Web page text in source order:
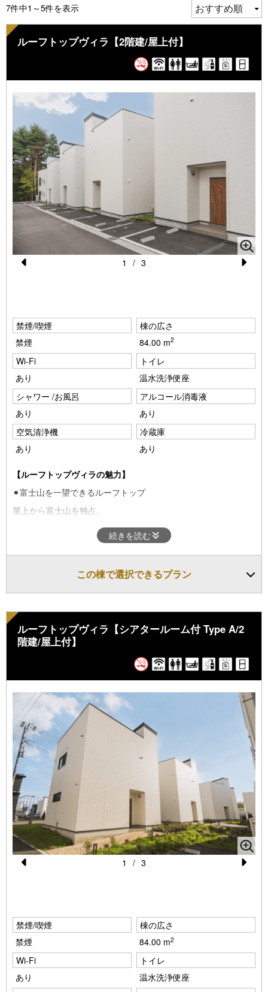
7件中1～5件を表示
ルーフトップヴィラ【2階建/屋上付】
vi
o
u
s
xt
1 / 3
禁煙/喫煙
禁煙
棟の広さ
84.00 m2
Wi-Fi
あり
トイレ
温水洗浄便座
シャワー /お風呂
あり
アルコール消毒液
あり
空気清浄機
あり
冷蔵庫
あり
【ルーフトップヴィラの魅力】
⚫︎富士山を一望できるルーフトップ
屋上から富士山を独占。
⚫︎1階と2階で分かれた設計
それぞれに寝室・キッチン・お風呂・トイレがあるため、ご友
人・カップル同士でも気を遣わずリラックス。
・ベッド：シングルベッド2台 ダブルベッド1台
■アメニティ・ドリンク■
タオル・バスタオル・バスローブ・シャンプー・リンス・ボディ
歯ブラシ・スリッパ・ドライヤー
水・ドリップコーヒー・ティーバッグ（お茶・紅茶）
★チェックイン・チェックアウト★
チェックイン時間 15:00～20:00
チェックアウト時間 10:00
レイトチェックアウト(11:00まで) ￥3,300/室の追加料金をい
ただきます。
フロント営業時間は8:00-21:00、最終チェックイン時間は20:00
です。
到着が20:00以降の場合は、当日20:00までに必ずご連絡をお願
いいたします。
ご連絡がない場合はレイトチェックインの対応はいたしかねます
※ペット不可
※富士山の眺望は、お部屋の場所や角度により表情が異なりま
す。
※本ページに掲載の写真はイメージです。実際のお部屋とは家具
の仕様やレイアウトが異なる場合がございますので予めご了承く
ださい。
続きを読む
この棟で選択できるプラン
ルーフトップヴィラ【シアタールーム付 Type A/2
階建/屋上付】
vi
o
u
s
xt
1 / 3
禁煙/喫煙
禁煙
棟の広さ
84.00 m2
Wi-Fi
あり
トイレ
温水洗浄便座